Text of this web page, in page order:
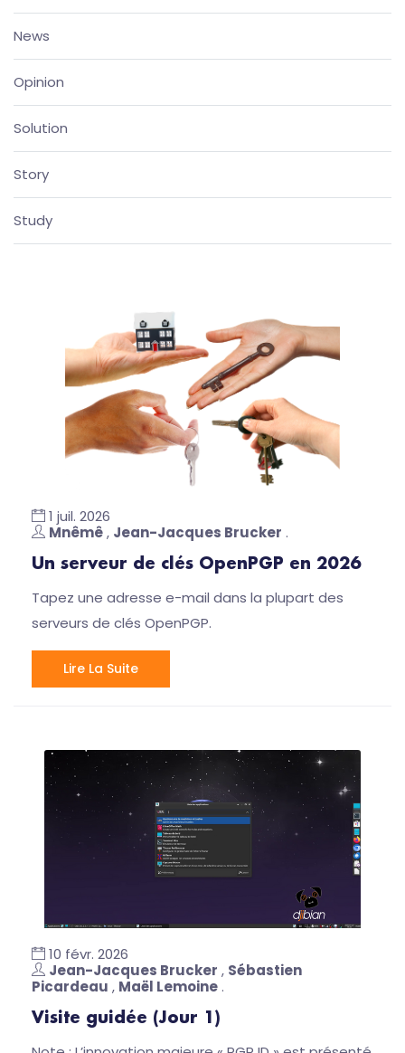
1 juil. 2026
Mnêmê, Jean-Jacques Brucker .
Un serveur de clés OpenPGP en 2026
Tapez une adresse e-mail dans la plupart des
serveurs de clés OpenPGP.
Lire La Suite
10 févr. 2026
Jean-Jacques Brucker , Sébastien
Picardeau , Maël Lemoine .
Visite guidée (Jour 1)
News
Opinion
Solution
Story
Study